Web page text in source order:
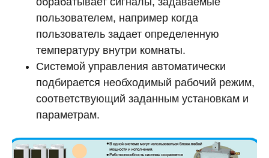
пользователем, например когда
пользователь задает определенную
температуру внутри комнаты.
Системой управления автоматически
подбирается необходимый рабочий режим,
соответствующий заданным установкам и
параметрам.